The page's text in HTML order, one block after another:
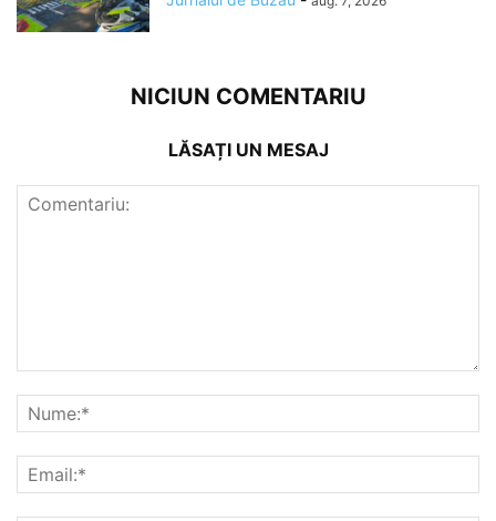
NICIUN COMENTARIU
LĂSAȚI UN MESAJ